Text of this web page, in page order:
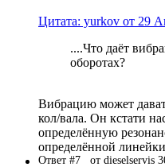
Цитата: yurkov от 29
....Что даёт
оборотах?
Вибрацию может
кол/вала. Он кстати
определённую
определённой
Ответ #7 от dieselservis